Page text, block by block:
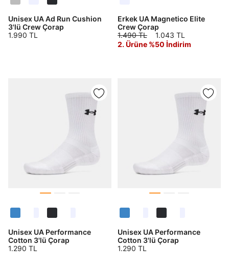
Unisex UA Ad Run Cushion
3'lü Crew Çorap
1.990 TL
Erkek UA Magnetico Elite
Crew Çorap
1.490 TL
1.043 TL
2. Ürüne %50 İndirim
Unisex UA Performance
Cotton 3'lü Çorap
1.290 TL
Unisex UA Performance
Cotton 3'lü Çorap
1.290 TL